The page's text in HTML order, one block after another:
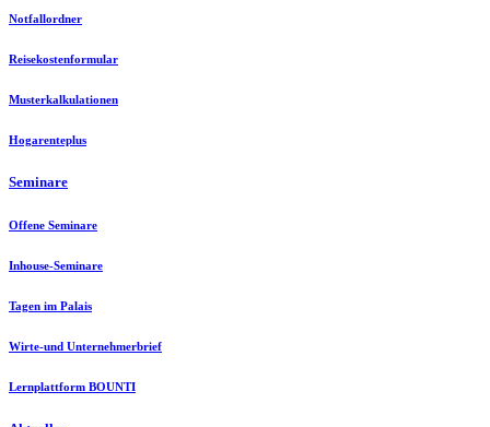
Notfallordner
Reisekostenformular
Musterkalkulationen
Hogarenteplus
Seminare
Offene Seminare
Inhouse-Seminare
Tagen im Palais
Wirte-und Unternehmerbrief
Lernplattform BOUNTI